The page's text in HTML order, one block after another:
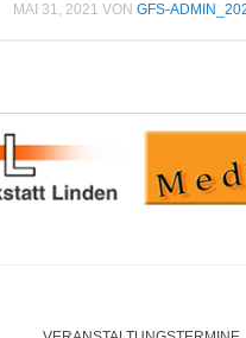
MAI 31, 2021 VONGFS-